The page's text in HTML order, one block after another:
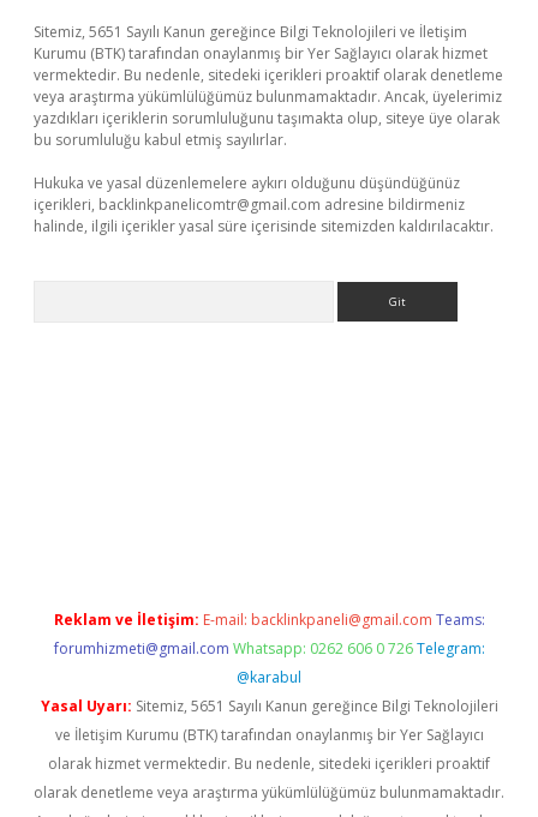
Sitemiz, 5651 Sayılı Kanun gereğince Bilgi Teknolojileri ve İletişim
Kurumu (BTK) tarafından onaylanmış bir Yer Sağlayıcı olarak hizmet
vermektedir. Bu nedenle, sitedeki içerikleri proaktif olarak denetleme
veya araştırma yükümlülüğümüz bulunmamaktadır. Ancak, üyelerimiz
yazdıkları içeriklerin sorumluluğunu taşımakta olup, siteye üye olarak
bu sorumluluğu kabul etmiş sayılırlar.
Hukuka ve yasal düzenlemelere aykırı olduğunu düşündüğünüz
içerikleri, backlinkpanelicomtr@gmail.com adresine bildirmeniz
halinde, ilgili içerikler yasal süre içerisinde sitemizden kaldırılacaktır.
Reklam ve İletişim: E-mail: backlinkpaneli@gmail.com Teams:
forumhizmeti@gmail.com Whatsapp: 0262 606 0 726 Telegram:
@karabul
Yasal Uyarı: Sitemiz, 5651 Sayılı Kanun gereğince Bilgi Teknolojileri
ve İletişim Kurumu (BTK) tarafından onaylanmış bir Yer Sağlayıcı
olarak hizmet vermektedir. Bu nedenle, sitedeki içerikleri proaktif
olarak denetleme veya araştırma yükümlülüğümüz bulunmamaktadır.